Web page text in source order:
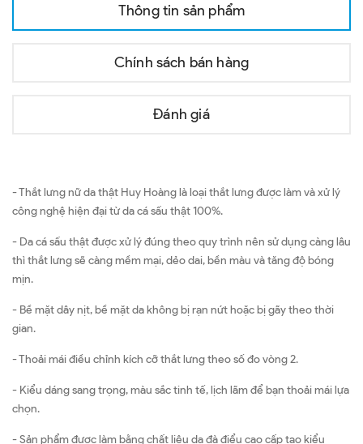
Thông tin sản phẩm
Chính sách bán hàng
Đánh giá
- Thắt lưng nữ da thật Huy Hoàng là loại thắt lưng được làm và xử lý
công nghệ hiện đại từ da cá sấu thật 100%.
- Da cá sấu thật được xử lý đúng theo quy trình nên sử dụng càng lâu
thì thắt lưng sẽ càng mềm mại, dẻo dai, bền màu và tăng độ bóng
mịn.
- Bề mặt dây nịt, bề mặt da không bị rạn nứt hoặc bị gãy theo thời
gian.
- Thoải mái điều chỉnh kích cỡ thắt lưng theo số đo vòng 2.
- Kiểu dáng sang trọng, màu sắc tinh tế, lịch lãm để bạn thoải mái lựa
chọn.
- Sản phẩm được làm bằng chất liệu da đà điểu cao cấp tạo kiểu